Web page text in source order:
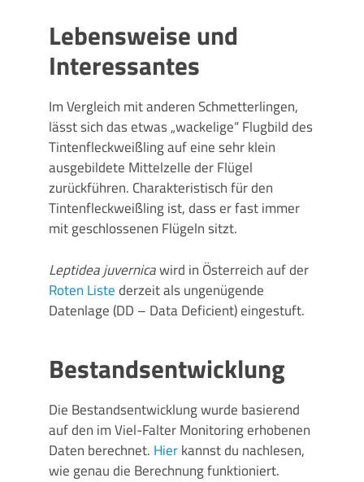
Lebensweise und
Interessantes
Im Vergleich mit anderen Schmetterlingen,
lässt sich das etwas „wackelige“ Flugbild des
Tintenfleckweißling auf eine sehr klein
ausgebildete Mittelzelle der Flügel
zurückführen. Charakteristisch für den
Tintenfleckweißling ist, dass er fast immer
mit geschlossenen Flügeln sitzt.
Leptideajuvernicawird in Österreich auf der
Roten Listederzeit als ungenügende
Datenlage (DD – Data Deficient) eingestuft.
Bestandsentwicklung
Die Bestandsentwicklung wurde basierend
auf den im Viel-Falter Monitoring erhobenen
Daten berechnet. Hierkannst du nachlesen,
wie genau die Berechnung funktioniert.